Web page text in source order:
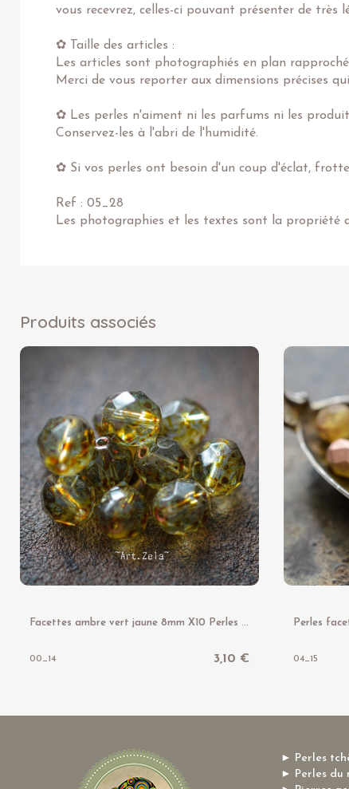
vous recevrez, celles-ci pouvant présenter de très
✿ Taille des articles :
Les articles sont photographiés en plan
Merci de vous reporter aux dimensions précises
✿ Les perles n'aiment ni les parfums ni les
Conservez-les à l'abri de l'humidité.
✿ Si vos perles ont besoin d'un coup d'éclat,
Ref : 05_28
Les photographies et les textes sont la propriété
Produits associés
00_14 3,10 € 04_15
► Perles
► Perles du